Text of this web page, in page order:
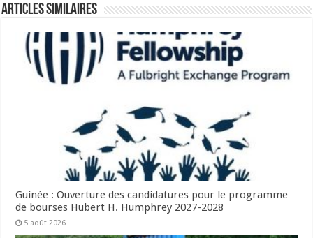
Articles Similaires
Guinée : Ouverture des candidatures pour le programme
de bourses Hubert H. Humphrey 2027-2028
5 août 2026